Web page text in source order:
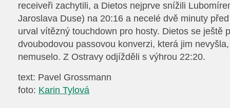
receiveři zachytili, a Dietos nejprve snížili
Jaroslava Duse) na 20:16 a necelé dvě minuty
urval vítězný touchdown pro hosty. Dietos se ještě
dvoubodovou passovou konverzi, která jim
nemuselo. Z Ostravy odjížděli s výhrou 22:20.
text: Pavel Grossmann
foto: Karin Tylová